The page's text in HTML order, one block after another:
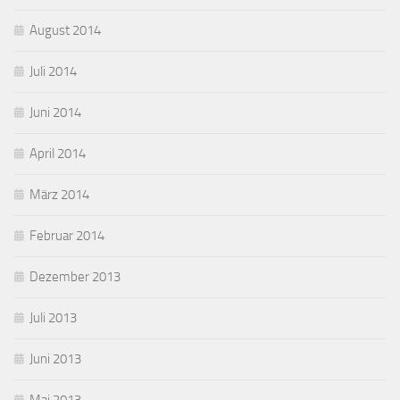
August 2014
Juli 2014
Juni 2014
April 2014
März 2014
Februar 2014
Dezember 2013
Juli 2013
Juni 2013